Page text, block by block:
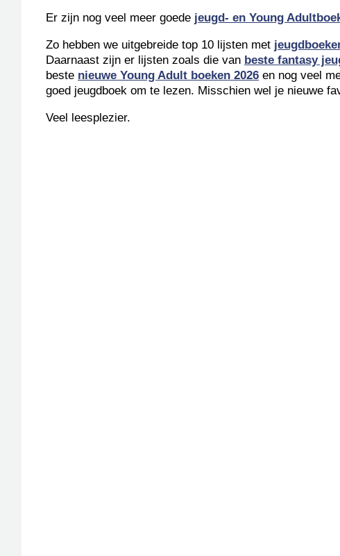
Er zijn nog veel meer goede jeugd- en Young
Zo hebben we uitgebreide top 10 lijsten met
Daarnaast zijn er lijsten zoals die van beste fantasy
beste nieuwe Young Adult boeken 2026 en nog veel
goed jeugdboek om te lezen. Misschien wel je nieuwe
Veel leesplezier.